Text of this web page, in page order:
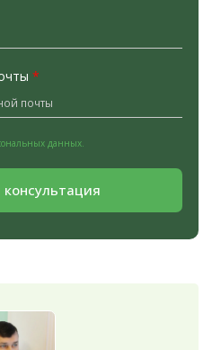
*
данных.
консультация